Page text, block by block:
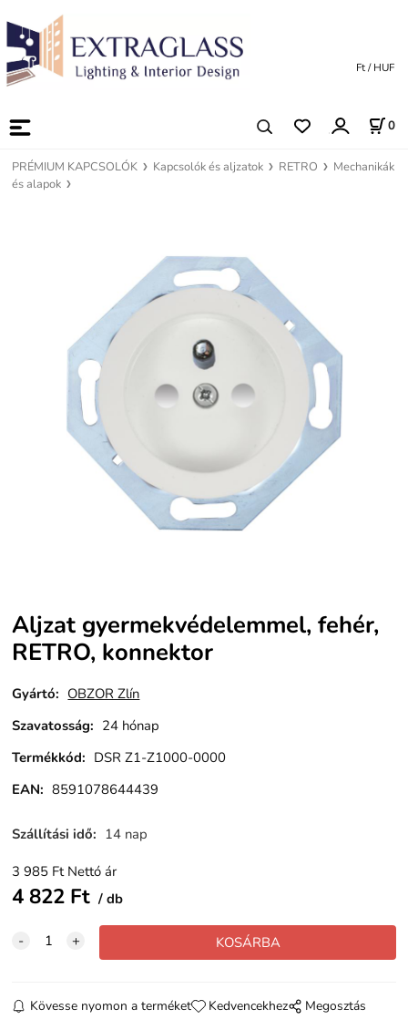
0
Ft / HUF
PRÉMIUM KAPCSOLÓK Kapcsolók és aljzatok RETRO
Mechanikák
és alapok
Aljzat gyermekvédelemmel, fehér,
RETRO, konnektor
Gyártó: OBZOR Zlín
Szavatosság: 24 hónap
Termékkód: DSR Z1-Z1000-0000
EAN: 8591078644439
Szállítási idő: 14 nap
3 985 Ft Nettó ár
4 822 Ft db
Kövesse nyomon a terméket Kedvencekhez Megosztás